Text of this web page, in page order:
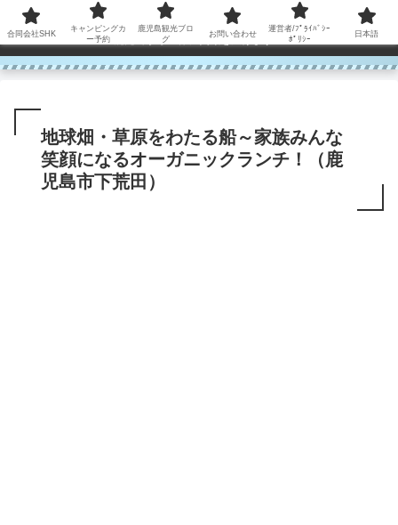
コンテンツへスキップ
鹿児島から世界に笑顔を広げます！
地球畑・草原をわたる船～家族みんな
笑顔になるオーガニックランチ！（鹿
児島市下荒田）
合同会社SHK
キャンピングカ
ー予約
鹿児島観光ブロ
グ
お問い合わせ
運営者/ﾌﾟﾗｲﾊﾞｼｰ
ﾎﾟﾘｼｰ
日本語